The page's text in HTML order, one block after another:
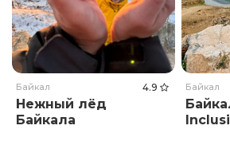
Байкал 4.9
Нежный лёд
Байкала
Байкал